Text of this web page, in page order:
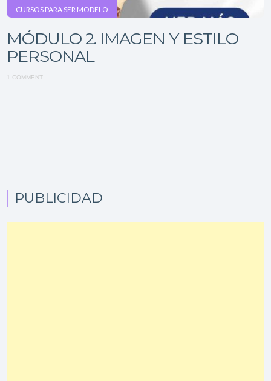
CURSOS PARA SER MODELO
MÓDULO 2. IMAGEN Y ESTILO
PERSONAL
1 COMMENT
PUBLICIDAD